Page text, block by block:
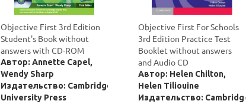
Objective First 3rd Edition
Student's Book without
answers with CD-ROM
Автор: Annette Capel,
Wendy Sharp
Издательство: Cambridge
University Press
Objective First For Schools
3rd Edition Practice Test
Booklet without answers
and Audio CD
Автор: Helen Chilton,
Helen Tiliouine
Издательство: Cambridge